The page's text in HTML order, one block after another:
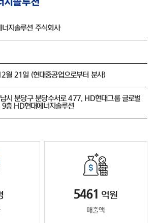
너지솔루션 주식회사
월 21일 (현대중공업으로부터 분사)
시 분당구 분당수서로 477, HD현대그룹 글로벌
9층 HD현대에너지솔루션
5461 억원
매출액